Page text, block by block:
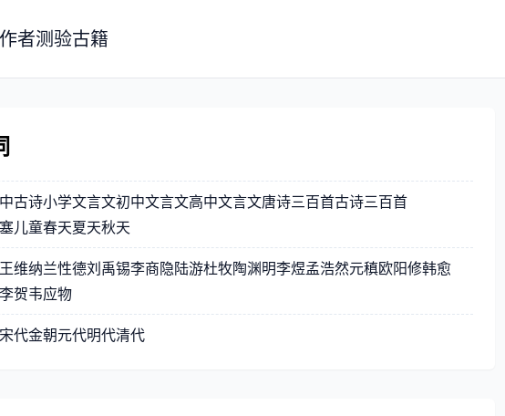
作者测验古籍
古诗小学文言文初中文言文高中文言文唐诗三百首古诗三百首
儿童春天夏天秋天
王维纳兰性德刘禹锡李商隐陆游杜牧陶渊明李煜孟浩然元稹欧阳修韩愈
李贺韦应物
宋代金朝元代明代清代